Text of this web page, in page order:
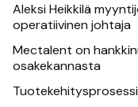
Aleksi Heikkilä
operatiivinen johtaja
Mectalent on
osakekannasta